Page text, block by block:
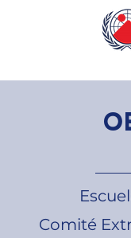
Comité